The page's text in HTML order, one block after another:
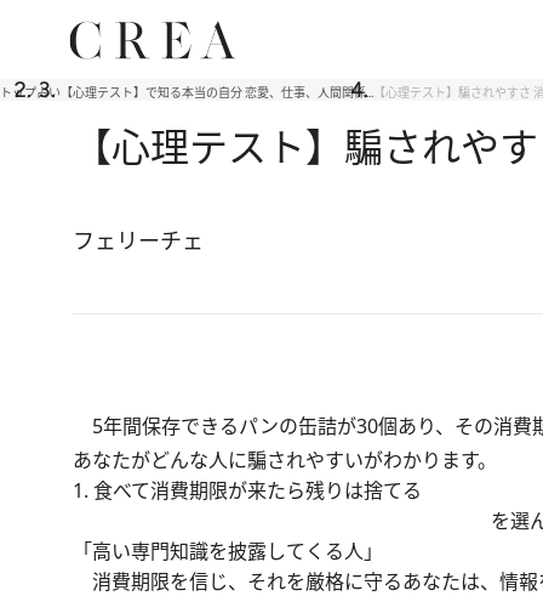
トップ占い 【心理テスト】で知る本当の自分 恋愛、仕事、人間関係… 【心理テスト】騙されやすさ
【心理テスト】騙されや
フェリーチェ
5年間保存できるパンの缶詰が30個あり、その消
あなたがどんな人に騙されやすいがわかります。
1. 食べて消費期限が来たら残りは捨てる
を選
「高い専門知識を披露してくる人」
消費期限を信じ、それを厳格に守るあなたは、情